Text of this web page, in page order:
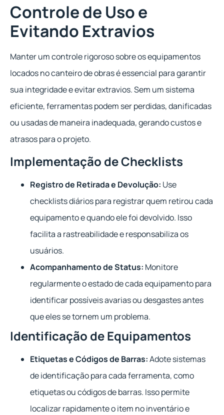
Controle de Uso e
Evitando Extravios
Manter um controle rigoroso sobre os equipamentos
locados no canteiro de obras é essencial para garantir
sua integridade e evitar extravios. Sem um sistema
eficiente, ferramentas podem ser perdidas, danificadas
ou usadas de maneira inadequada, gerando custos e
atrasos para o projeto.
Implementação de Checklists
Registro de Retirada e Devolução: Use
checklists diários para registrar quem retirou cada
equipamento e quando ele foi devolvido. Isso
facilita a rastreabilidade e responsabiliza os
usuários.
Acompanhamento de Status: Monitore
regularmente o estado de cada equipamento para
identificar possíveis avarias ou desgastes antes
que eles se tornem um problema.
Identificação de Equipamentos
Etiquetas e Códigos de Barras:Adote sistemas
de identificação para cada ferramenta, como
etiquetas ou códigos de barras. Isso permite
localizar rapidamente o item no inventário e